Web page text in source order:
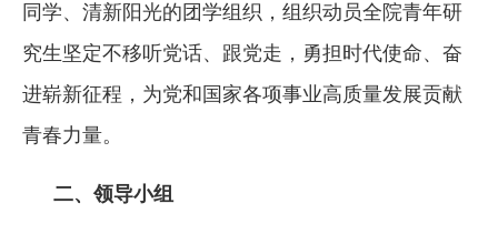
同学、清新阳光的团学组织，组织动员全院青年研
究生坚定不移听党话、跟党走，勇担时代使命、奋
进崭新征程，为党和国家各项事业高质量发展贡献
青春力量。
二、领导小组